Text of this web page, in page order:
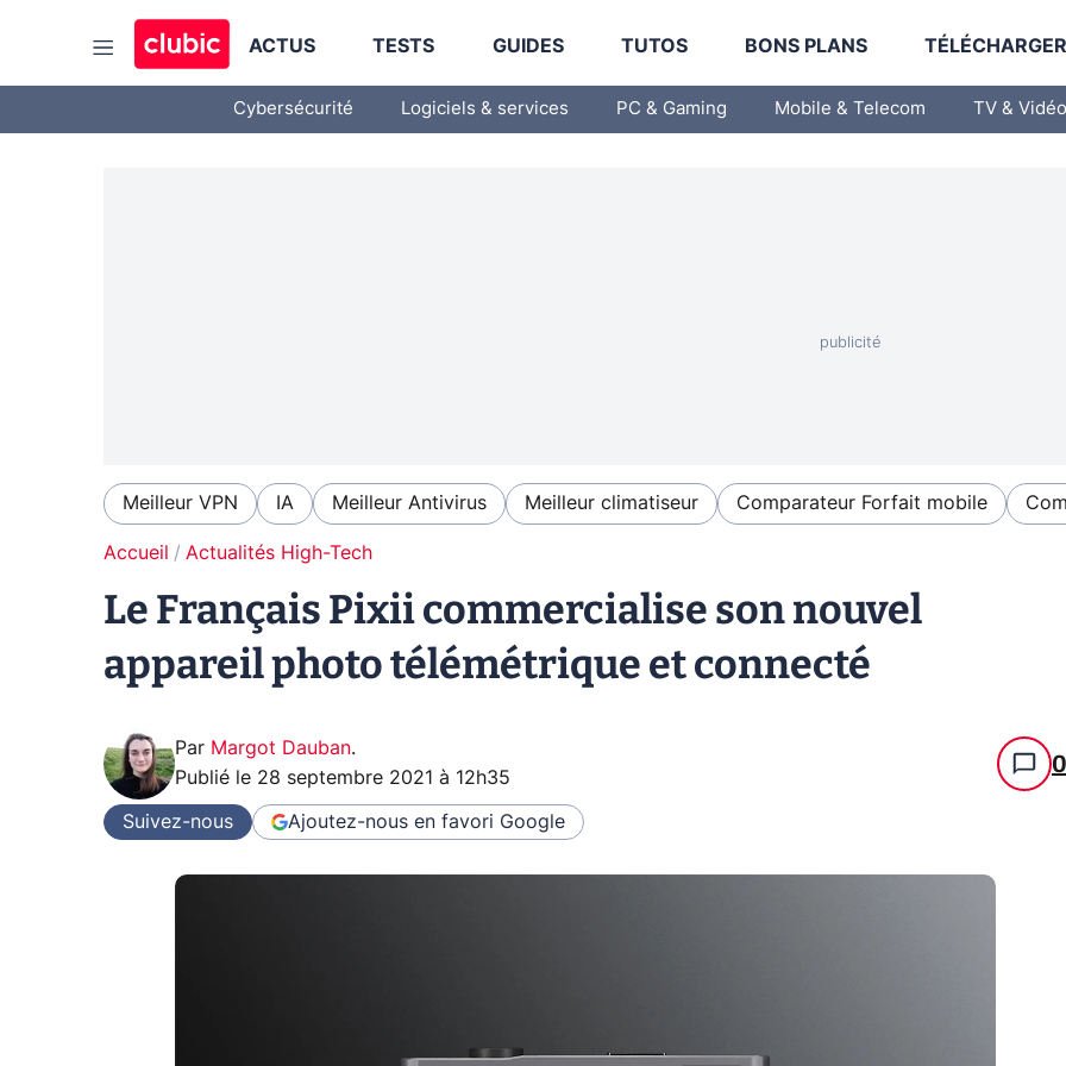
ACTUS TESTS GUIDES TUTOS BONS PLANS
Cybersécurité Logiciels & services PC & Gaming Mobile & Telecom TV & Vidéo
Meilleur VPN IA Meilleur Antivirus Meilleur climatiseur Comparateur Forfait mobile
Accueil Actualités High-Tech
Le Français Pixii commercialise son nouvel
appareil photo télémétrique et connecté
Par Margot Dauban.
Publié le 28 septembre 2021 à 12h35 0
Suivez-nous Ajoutez-nous en favori Google